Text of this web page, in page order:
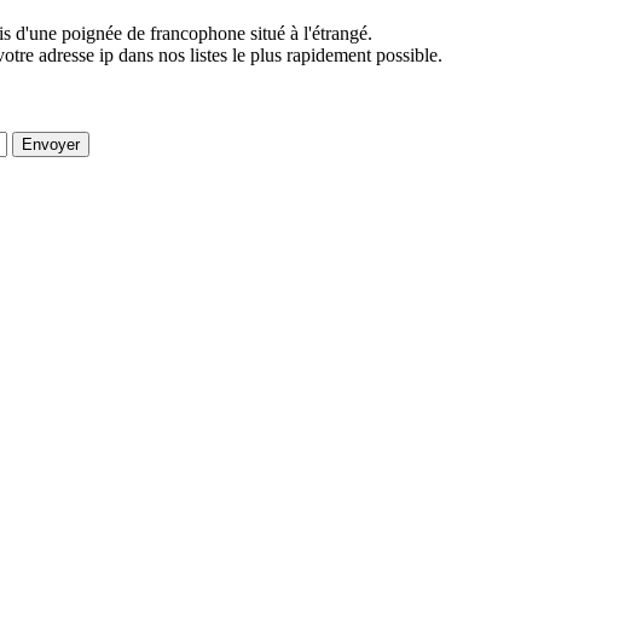
d'une poignée de francophone situé à l'étrangé.
adresse ip dans nos listes le plus rapidement possible.